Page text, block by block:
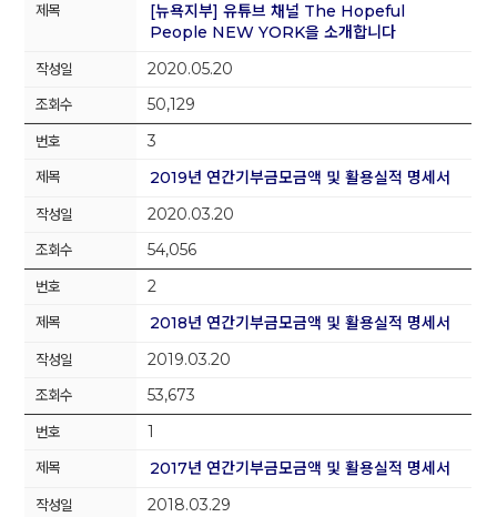
[뉴욕지부] 유튜브 채널 The Hopeful
People NEW YORK을 소개합니다
2020.05.20
50,129
3
2019년 연간기부금모금액 및 활용실적 명세서
2020.03.20
54,056
2
2018년 연간기부금모금액 및 활용실적 명세서
2019.03.20
53,673
1
2017년 연간기부금모금액 및 활용실적 명세서
2018.03.29